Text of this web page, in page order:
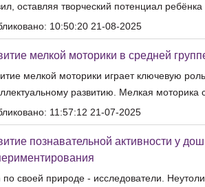
оставляя творческий потенциал
10:50:20 21-08-2025
мелкой моторики в средней
мелкой моторики играет ключевую
развитию. Мелкая
11:57:12 21-07-2025
познавательной активности у
по своей природе - исследователи.